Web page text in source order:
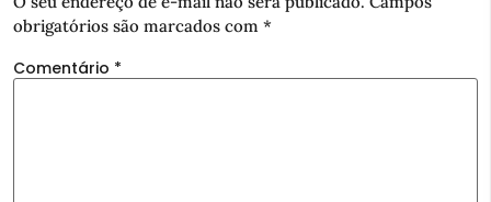
obrigatórios são marcados com *
Comentário *